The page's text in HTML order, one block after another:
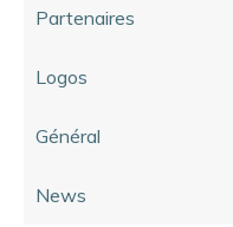
Partenaires
Logos
Général
News